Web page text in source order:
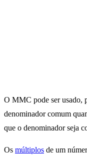
O MMC pode ser usado,
denominador comum
que o denominador seja
Os múltiplos de um